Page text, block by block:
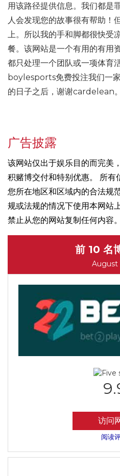
用该路径提供信息。我们都是
人会发现您的故事很有帮助！
上。所以我的手和脚都很快受
餐。该网站是一个有用的有用
都只处理一个团队或一项体育
boylesports免费投注我们一
的日子之后，谢谢cardelean。
广告披露
该网站仅出于娱乐目的而完美
积赌博交付和特别优惠。 所有
您所在地区和区域内的合法规
规或法规的情况下使用本网站
禁止从您的网站复制任何内容。
前 10 名
August
访问
阅读